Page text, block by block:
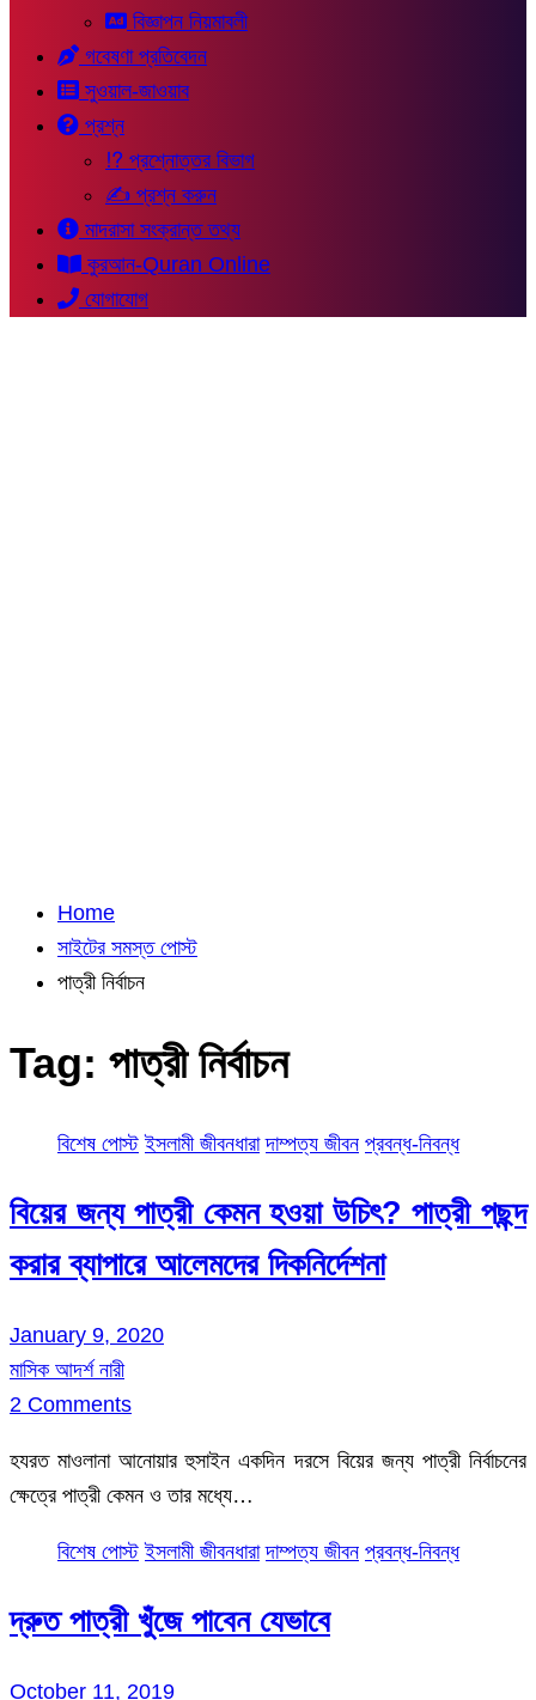
বিজ্ঞাপন নিয়মাবলী
গবেষণা প্রতিবেদন
সুওয়াল-জাওয়াব
প্রশ্ন
⁉ প্রশ্নোত্তর বিভাগ
✍ প্রশ্ন করুন
মাদরাসা সংক্রান্ত তথ্য
কুরআন-Quran Online
যোগাযোগ
Home
সাইটের সমস্ত পোস্ট
পাত্রী নির্বাচন
Tag: পাত্রী নির্বাচন
বিশেষ পোস্ট ইসলামী জীবনধারা দাম্পত্য জীবন প্রবন্ধ-নিবন্ধ
বিয়ের জন্য পাত্রী কেমন হওয়া উচিৎ? পাত্রী পছন্দ
করার ব্যাপারে আলেমদের দিকনির্দেশনা
January 9, 2020
মাসিক আদর্শ নারী
2 Comments
হযরত মাওলানা আনোয়ার হুসাইন একদিন দরসে বিয়ের জন্য পাত্রী নির্বাচনের
ক্ষেত্রে পাত্রী কেমন ও তার মধ্যে…
বিশেষ পোস্ট ইসলামী জীবনধারা দাম্পত্য জীবন প্রবন্ধ-নিবন্ধ
দ্রুত পাত্রী খুঁজে পাবেন যেভাবে
October 11, 2019